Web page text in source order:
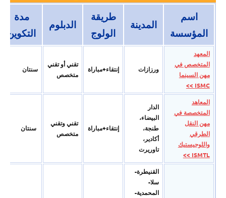
اسم
المؤسسة
المدينة
طريقة
الولوج
الدبلوم
مدة
التكوين
المعھد
المتخصص في
مھن السينما
ISMC >>
ورزازات إنتقاء+مباراة
تقني أو تقني
متخصص
سنتان
المعاھد
المتخصصة في
مھن النقل
الطرقي
واللوجیستیك
ISMTL >>
الدار
البیضاء،
طنجة،
أكادیر،
تاوریرت
إنتقاء+مباراة
تقني وتقني
متخصص
سنتان
القنیطرة-
سلا-
المحمدیة-